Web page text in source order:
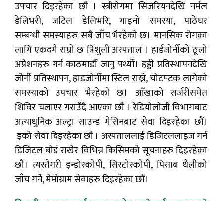
उपचार दिइरहेका छौं । स्त्रीरोगमा सिजरियनदेखि नर्मल
डेलिभरी, जटिल डेलिभरि, गाइनो समस्या, पाठेघर
सम्बन्धी समस्याहरु सबै जाँच भैरहेको छ। मानसिक रोगका
लागि एकदमै राम्रो छ त्रिशुली अस्पताल । हार्डजोर्नीको ठूलो
अप्रेशनहरु गर्न काठमाडौँ जानु पर्थ्यो। हड्डी प्रतिस्थापनदेखि
जोर्नी प्रतिस्थापन, हाडजोर्नीमा स्टिल राख्ने, चोटपटक लागेको
समस्याको उपचार भैरहेको छ। आँखाको सर्जरीसमेत
शिविर चलाएर गराउँदै आएका छौं । रेडियोलोजी विभागबाट
अत्याधुनिक अल्ट्रा साउन्ड मेसिनबाट सेवा दिइरहेका छौं।
इको सेवा दिइरहेका छौं । अस्पताललाई डिजिटललाइज गर्न
डिजिटल बोर्ड राखेर विभिन्न किसिमको सूचनाहरु दिइरहेका
छौ। त्यस्तैगरी इन्डोस्कोपी, सिस्टोस्कोपी, पिसाब थैलीको
जाँच गर्ने, मेमोग्राम सेवाहरु दिइरहेका छौं।